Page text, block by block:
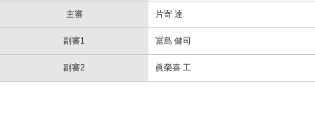
主審 片寄 達
副審1 冨島 健司
副審2 眞榮喜 工